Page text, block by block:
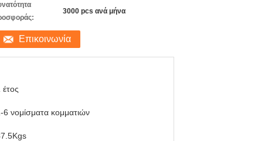
3000 pcs ανά μήνα
Επικοινωνία
έτος
6 νομίσματα κομματιών